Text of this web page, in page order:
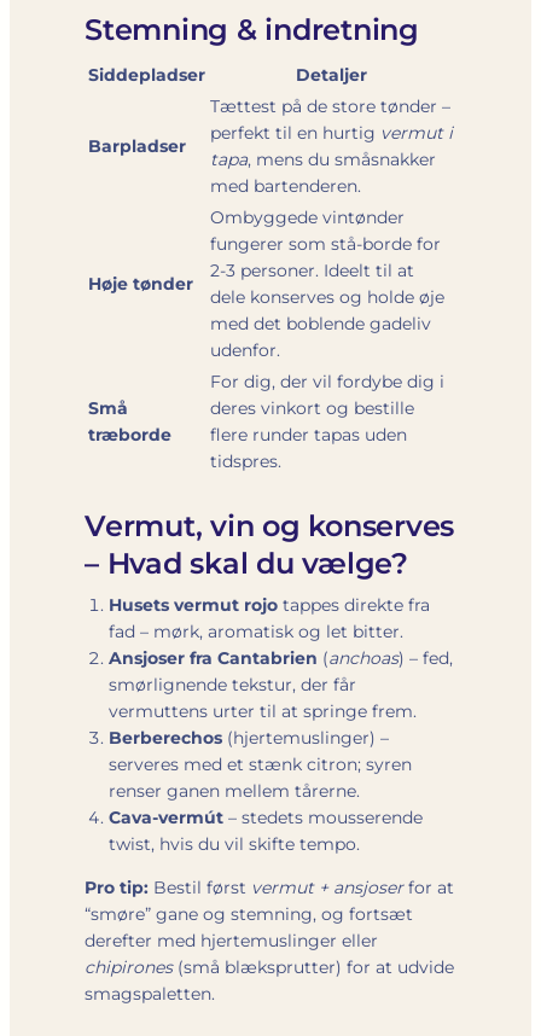
Stemning & indretning
Siddepladser Detaljer
Barpladser
Tættest på de store tønder –
perfekt til en hurtig vermut i
tapa, mens du småsnakker
med bartenderen.
Høje tønder
Ombyggede vintønder
fungerer som stå-borde for
2-3 personer. Ideelt til at
dele konserves og holde øje
med det boblende gadeliv
udenfor.
Små
træborde
For dig, der vil fordybe dig i
deres vinkort og bestille
flere runder tapas uden
tidspres.
Vermut, vin og konserves
– Hvad skal du vælge?
Husets vermut rojo tappes direkte fra
fad – mørk, aromatisk og let bitter.
Ansjoser fra Cantabrien (anchoas) – fed,
smørlignende tekstur, der får
vermuttens urter til at springe frem.
Berberechos (hjertemuslinger) –
serveres med et stænk citron; syren
renser ganen mellem tårerne.
Cava-vermút – stedets mousserende
twist, hvis du vil skifte tempo.
Pro tip: Bestil først vermut + ansjoserfor at
“smøre” gane og stemning, og fortsæt
derefter med hjertemuslinger eller
chipirones(små blæksprutter) for at udvide
smagspaletten.